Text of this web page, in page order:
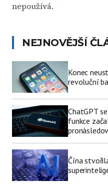
nepoužívá.
NEJNOVĚJŠÍ
Konec
revoluční
ChatGPT
funkce
Čína